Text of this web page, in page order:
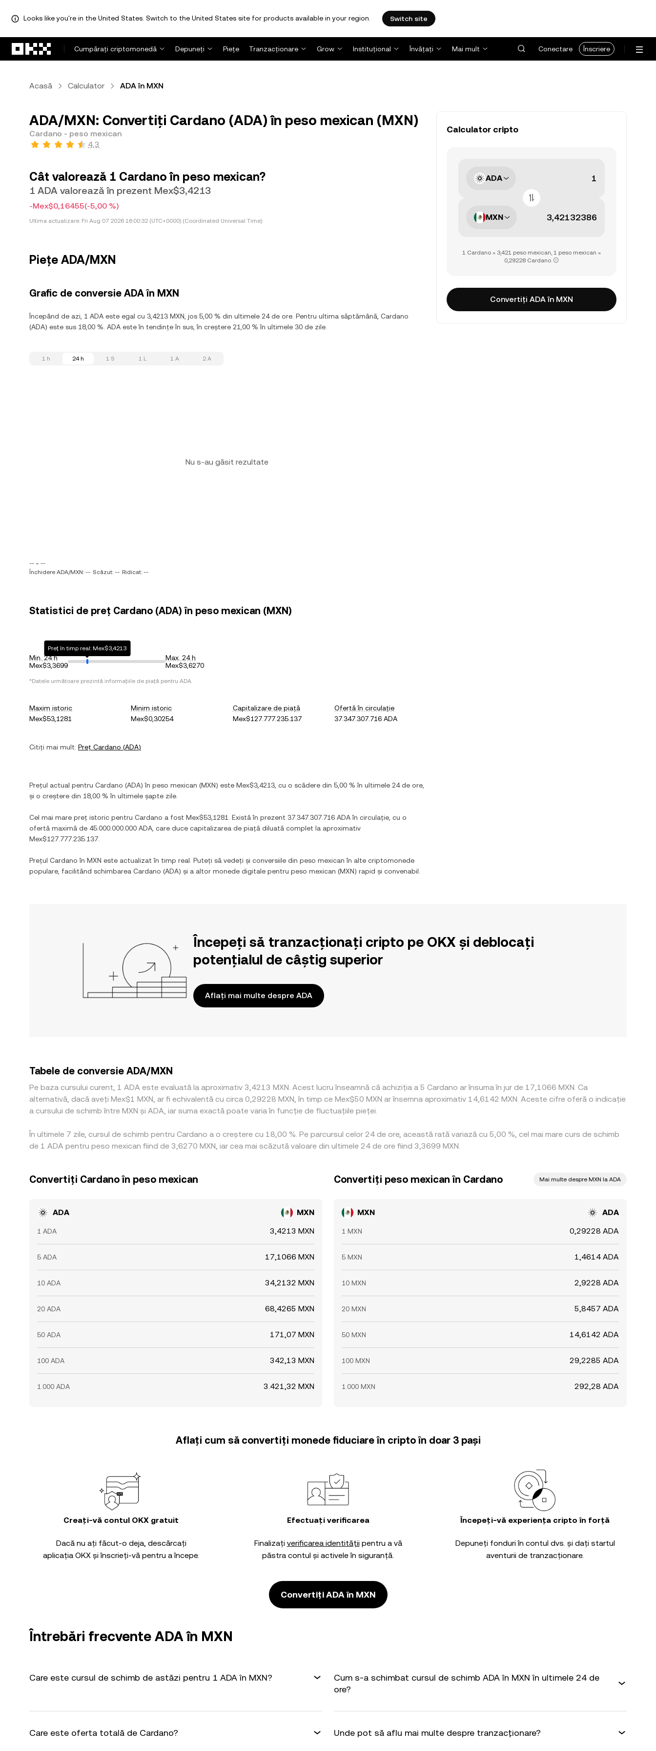
Looks like you're in the United States. Switch to the United States site for products available in your region. Switch site
Cumpărați criptomonedă
Depuneți Piețe Tranzacționare Grow Instituțional Învățați Mai mult Conectare Înscriere
Acasă Calculator ADA în MXN
ADA/MXN: Convertiți Cardano (ADA) în peso mexican (MXN)
Cardano - peso mexican
4,3
Cât valorează 1 Cardano în peso mexican?
1 ADA valorează în prezent Mex$3,4213
-Mex$0,16455(-5,00 %)
Ultima actualizare: Fri Aug 07 2026 16:00:32 (UTC+0000) (Coordinated Universal Time)
Piețe ADA/MXN
Grafic de conversie ADA în MXN
Începând de azi, 1 ADA este egal cu 3,4213 MXN, jos 5,00 % din ultimele 24 de ore. Pentru ultima săptămână, Cardano
(ADA) este sus 18,00 %. ADA este în tendințe în sus, în creștere 21,00 % în ultimele 30 de zile.
1 h 24 h 1 S 1 L 1 A 2 A
Nu s-au găsit rezultate
-- ~ --
Închidere ADA/MXN: -- Scăzut: -- Ridicat: --
Statistici de preț Cardano (ADA) în peso mexican (MXN)
Min. 24 h
Mex$3,3699
Preț în timp real: Mex$3,4213
Max. 24 h
Mex$3,6270
*Datele următoare prezintă informațiile de piață pentru ADA.
Maxim istoric
Mex$53,1281
Minim istoric
Mex$0,30254
Capitalizare de piață
Mex$127.777.235.137
Ofertă în circulație
37.347.307.716 ADA
Citiți mai mult: Preț Cardano (ADA)
Prețul actual pentru Cardano (ADA) în peso mexican (MXN) este Mex$3,4213 , cu o scădere din 5,00 % în ultimele 24 de ore,
și o creștere din 18,00 % în ultimele șapte zile.
Cel mai mare preț istoric pentru Cardano a fost Mex$53,1281 . Există în prezent 37.347.307.716 ADAîn circulație, cu o
ofertă maximă de 45.000.000.000 ADA , care duce capitalizarea de piață diluată complet la aproximativ
Mex$127.777.235.137
Prețul Cardano în MXN este actualizat în timp real. Puteți să vedeți și conversiile din peso mexican în alte criptomonede
populare, facilitând schimbarea Cardano (ADA) și a altor monede digitale pentru peso mexican (MXN) rapid și convenabil.
Calculator cripto
ADA
MXN
1 Cardano = 3,421 peso mexican, 1 peso mexican =
0,29228 Cardano
Convertiți ADA în MXN
Începeți să tranzacționați cripto pe OKX și deblocați
potențialul de câștig superior
Aflați mai multe despre ADA
Tabele de conversie ADA/MXN
Pe baza cursului curent, 1 ADA este evaluată la aproximativ 3,4213 MXN. Acest lucru înseamnă că achiziția a 5 Cardano ar însuma în jur de 17,1066 MXN. Ca
alternativă, dacă aveți Mex$1 MXN, ar fi echivalentă cu circa 0,29228 MXN, în timp ce Mex$50 MXN ar însemna aproximativ 14,6142 MXN. Aceste cifre oferă o indicație
a cursului de schimb între MXN și ADA, iar suma exactă poate varia în funcție de fluctuațiile pieței.
În ultimele 7 zile, cursul de schimb pentru Cardano a o creștere cu 18,00 %. Pe parcursul celor 24 de ore, această rată variază cu 5,00 %, cel mai mare curs de schimb
de 1 ADA pentru peso mexican fiind de 3,6270 MXN, iar cea mai scăzută valoare din ultimele 24 de ore fiind 3,3699 MXN.
Convertiți Cardano în peso mexican
ADA MXN
1 ADA 3,4213 MXN
5 ADA 17,1066 MXN
10 ADA 34,2132 MXN
20 ADA 68,4265 MXN
50 ADA 171,07 MXN
100 ADA 342,13 MXN
1.000 ADA 3.421,32 MXN
Convertiți peso mexican în Cardano Mai multe despre MXN la ADA
MXN ADA
1 MXN 0,29228 ADA
5 MXN 1,4614 ADA
10 MXN 2,9228 ADA
20 MXN 5,8457 ADA
50 MXN 14,6142 ADA
100 MXN 29,2285 ADA
1.000 MXN 292,28 ADA
Aflați cum să convertiți monede fiduciare în cripto în doar 3 pași
Creați-vă contul OKX gratuit
Dacă nu ați făcut-o deja, descărcați
aplicația OKX și înscrieți-vă pentru a începe.
Efectuați verificarea
Finalizați verificarea identității pentru a vă
păstra contul și activele în siguranță.
Începeți-vă experiența cripto în forță
Depuneți fonduri în contul dvs. și dați startul
aventurii de tranzacționare.
Convertiți ADA în MXN
Întrebări frecvente ADA în MXN
Care este cursul de schimb de astăzi pentru 1 ADA în MXN?
Cum s-a schimbat cursul de schimb ADA în MXN în ultimele 24 de
ore?
Care este oferta totală de Cardano? Unde pot să aflu mai multe despre tranzacționare?